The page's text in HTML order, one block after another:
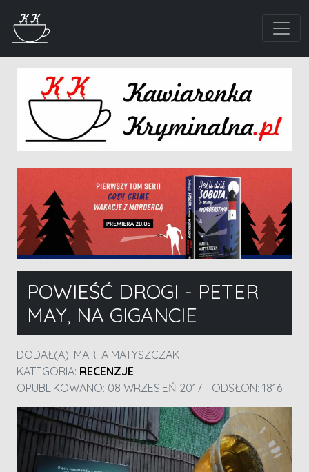
POWIEŚĆ DROGI - PETER
MAY, NA GIGANCIE
DODAŁ(A): MARTA MATYSZCZAK
KATEGORIA: RECENZJE
OPUBLIKOWANO: 08 WRZESIEŃ 2017
ODSŁON: 1816